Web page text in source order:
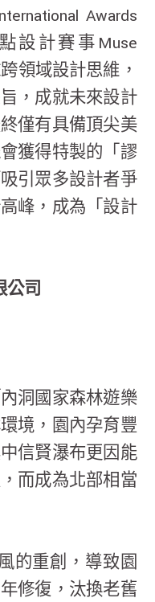
Awards
設計賽事Muse
領域設計思維，
，成就未來設計
僅有具備頂尖美
獲得特製的「謬
引眾多設計者爭
峰，成為「設計
公司
洞國家森林遊樂
境，園內孕育豐
信賢瀑布更因能
而成為北部相當
的重創，導致園
修復，汰換老舊